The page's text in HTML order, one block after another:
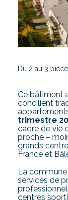
Du 2 au 3
Ce bâtiment
concilient
trimestre
cadre de vie
proche –
grands
France et
La
services de
centres